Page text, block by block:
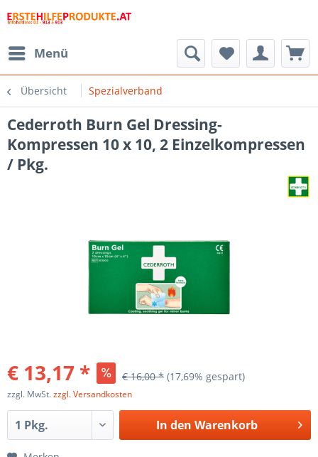
Menü
Übersicht Spezialverband
Cederroth Burn Gel Dressing-
Kompressen 10 x 10, 2 Einzelkompressen
/ Pkg.
€ 13,17 * € 16,00 * (17,69% gespart)
zzgl. MwSt.zzgl. Versandkosten
In den Warenkorb